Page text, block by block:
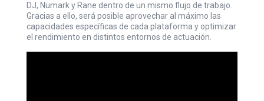
DJ, Numark y Rane dentro de un mismo flujo de trabajo.
Gracias a ello, será posible aprovechar al máximo las
capacidades específicas de cada plataforma y optimizar
el rendimiento en distintos entornos de actuación.